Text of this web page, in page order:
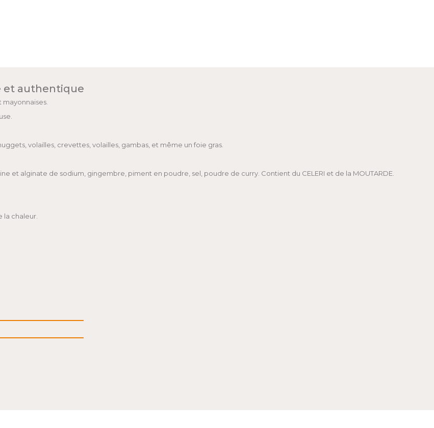
et authentique
volailles, crevettes, volailles, gambas, et même un foie gras.
et alginate de sodium, gingembre, piment en poudre, sel, poudre de curry. Contient du CELERI et de la MOUTARDE.
la chaleur.